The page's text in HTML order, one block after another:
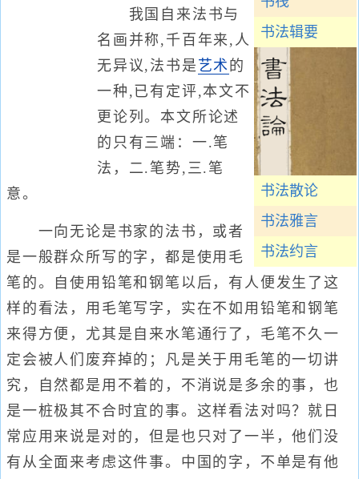
书法辑要
书法散论
书法雅言
书法约言
我国自来法书与
名画并称,千百年来,人
无异议,法书是 艺术 的
一种,已有定评,本文不
更论列。本文所论述
的只有三端：一.笔
法，二.笔势,三.笔
意。
一向无论是书家的法书，或者
是一般群众所写的字，都是使用毛
笔的。自使用铅笔和钢笔以后，有人便发生了这
样的看法，用毛笔写字，实在不如用铅笔和钢笔
来得方便，尤其是自来水笔通行了，毛笔不久一
定会被人们废弃掉的；凡是关于用毛笔的一切讲
究，自然都是用不着的，不消说是多余的事，也
是一桩极其不合时宜的事。这样看法对吗？就日
常应用来说是对的，但是也只对了一半，他们没
有从全面来考虑这件事。中国的字，不单是有他